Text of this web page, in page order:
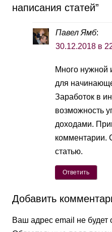
написания статей”
Павел Ямб:
30.12.2018 в
Много нужной
для
Заработок в
возможность
доходами.
комментарии.
статью.
Ответить
Добавить
Ваш адрес email не будет